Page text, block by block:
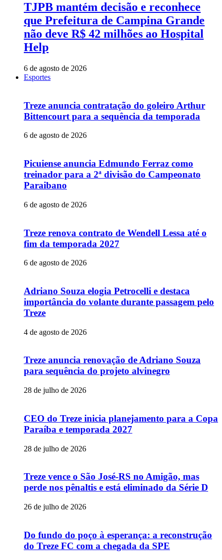
TJPB mantém decisão e reconhece
que Prefeitura de Campina Grande
não deve R$ 42 milhões ao Hospital
Help
6 de agosto de 2026
Esportes
Treze anuncia contratação do goleiro Arthur
Bittencourt para a sequência da temporada
6 de agosto de 2026
Picuiense anuncia Edmundo Ferraz como
treinador para a 2ª divisão do Campeonato
Paraibano
6 de agosto de 2026
Treze renova contrato de Wendell Lessa até o
fim da temporada 2027
6 de agosto de 2026
Adriano Souza elogia Petrocelli e destaca
importância do volante durante passagem pelo
Treze
4 de agosto de 2026
Treze anuncia renovação de Adriano Souza
para sequência do projeto alvinegro
28 de julho de 2026
CEO do Treze inicia planejamento para a Copa
Paraíba e temporada 2027
28 de julho de 2026
Treze vence o São José-RS no Amigão, mas
perde nos pênaltis e está eliminado da Série D
26 de julho de 2026
Do fundo do poço à esperança: a reconstrução
do Treze FC com a chegada da SPE